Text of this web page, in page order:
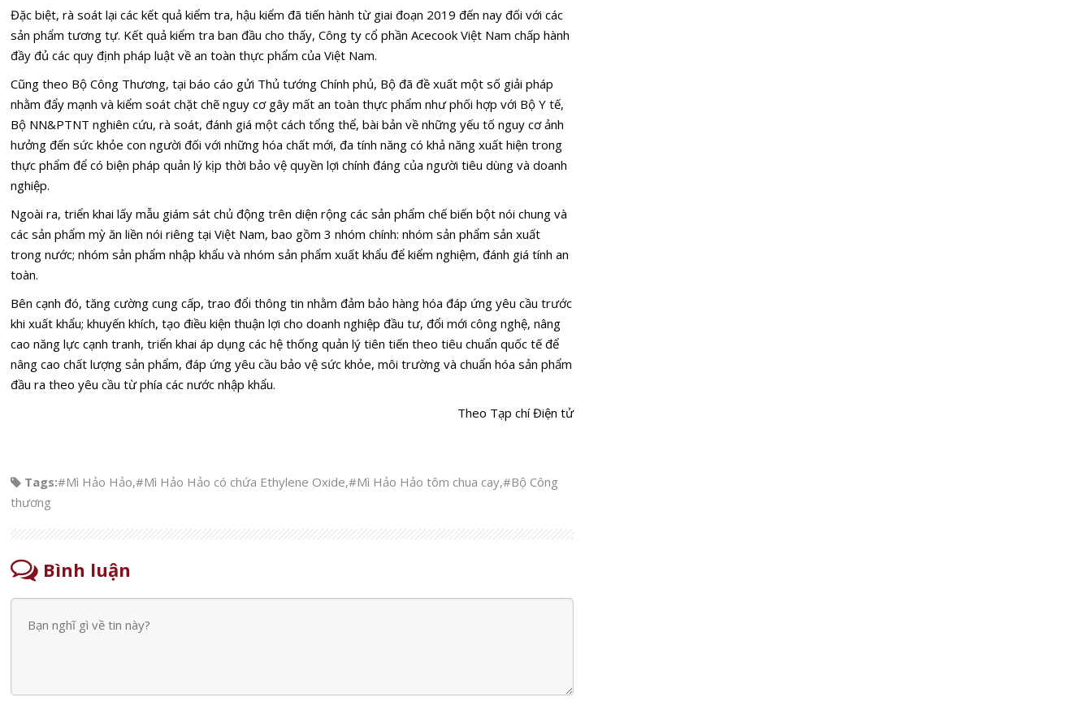
Đặc biệt, rà soát lại các kết quả kiểm tra, hậu kiểm đã tiến hành từ giai đoạn 2019 đến nay đối với các
sản phẩm tương tự. Kết quả kiểm tra ban đầu cho thấy, Công ty cổ phần Acecook Việt Nam chấp hành
đầy đủ các quy định pháp luật về an toàn thực phẩm của Việt Nam.
Cũng theo Bộ Công Thương, tại báo cáo gửi Thủ tướng Chính phủ, Bộ đã đề xuất một số giải pháp
nhằm đẩy mạnh và kiểm soát chặt chẽ nguy cơ gây mất an toàn thực phẩm như phối hợp với Bộ Y tế,
Bộ NN&PTNT nghiên cứu, rà soát, đánh giá một cách tổng thể, bài bản về những yếu tố nguy cơ ảnh
hưởng đến sức khỏe con người đối với những hóa chất mới, đa tính năng có khả năng xuất hiện trong
thực phẩm để có biện pháp quản lý kịp thời bảo vệ quyền lợi chính đáng của người tiêu dùng và doanh
nghiệp.
Ngoài ra, triển khai lấy mẫu giám sát chủ động trên diện rộng các sản phẩm chế biến bột nói chung và
các sản phẩm mỳ ăn liền nói riêng tại Việt Nam, bao gồm 3 nhóm chính: nhóm sản phẩm sản xuất
trong nước; nhóm sản phẩm nhập khẩu và nhóm sản phẩm xuất khẩu để kiểm nghiệm, đánh giá tính an
toàn.
Bên cạnh đó, tăng cường cung cấp, trao đổi thông tin nhằm đảm bảo hàng hóa đáp ứng yêu cầu trước
khi xuất khẩu; khuyến khích, tạo điều kiện thuận lợi cho doanh nghiệp đầu tư, đổi mới công nghệ, nâng
cao năng lực cạnh tranh, triển khai áp dụng các hệ thống quản lý tiên tiến theo tiêu chuẩn quốc tế để
nâng cao chất lượng sản phẩm, đáp ứng yêu cầu bảo vệ sức khỏe, môi trường và chuẩn hóa sản phẩm
đầu ra theo yêu cầu từ phía các nước nhập khẩu.
Theo Tạp chí Điện tử
Tags:#Mì Hảo Hảo,#Mì Hảo Hảo có chứa Ethylene Oxide,#Mì Hảo Hảo tôm chua cay,#Bộ Công
thương
Bình luận